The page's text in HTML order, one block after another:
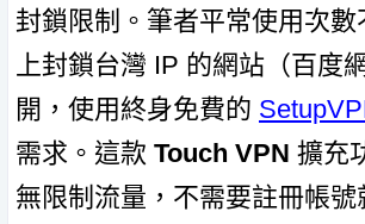
封鎖限制。筆者平常使用次數
上封鎖台灣 IP 的網站（百度
開，使用終身免費的
需求。這款 Touch VPN 擴充
無限制流量，不需要註冊帳號